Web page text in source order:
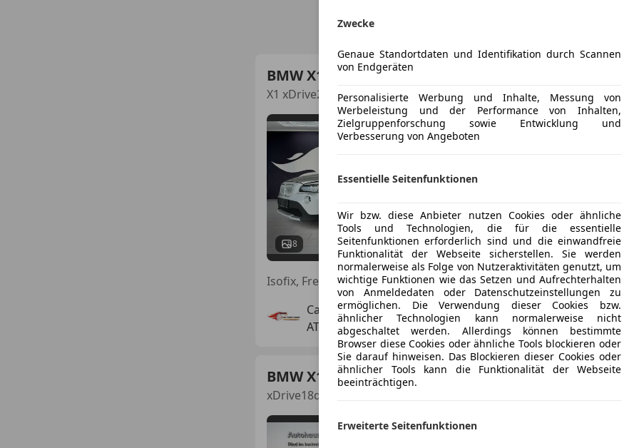
BMW X1
X1 xDrive23d Aut.
8
€ 6 790
12/2010 244 000 km
Car Trade Center e. U.
AT-4690 Oberndorf bei Schwanenstadt
BMW X1
xDrive18d
€ 19 490
Zwecke
Genaue Standortdaten und Identifikation durch Scannen
von Endgeräten
Personalisierte Werbung und Inhalte, Messung von
Werbeleistung und der Performance von Inhalten,
Zielgruppenforschung sowie Entwicklung und
Verbesserung von Angeboten
Essentielle Seitenfunktionen
Wir bzw. diese Anbieter nutzen Cookies oder ähnliche
Tools und Technologien, die für die essentielle
Seitenfunktionen erforderlich sind und die einwandfreie
Funktionalität der Webseite sicherstellen. Sie werden
normalerweise als Folge von Nutzeraktivitäten genutzt, um
wichtige Funktionen wie das Setzen und Aufrechterhalten
von Anmeldedaten oder Datenschutzeinstellungen zu
ermöglichen. Die Verwendung dieser Cookies bzw.
ähnlicher Technologien kann normalerweise nicht
abgeschaltet werden. Allerdings können bestimmte
Browser diese Cookies oder ähnliche Tools blockieren oder
Sie darauf hinweisen. Das Blockieren dieser Cookies oder
ähnlicher Tools kann die Funktionalität der Webseite
beeinträchtigen.
Erweiterte Seitenfunktionen